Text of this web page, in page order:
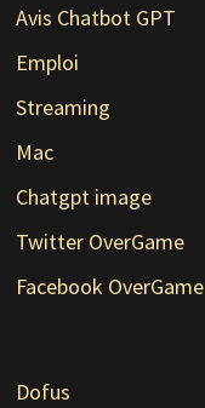
Avis Chatbot GPT
Emploi
Streaming
Mac
Chatgpt image
Twitter OverGame
Facebook OverGame
Dofus